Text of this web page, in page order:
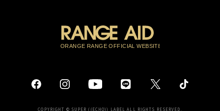
COPYRIGHT © SUPER ((ECHO)) LABEL ALL RIGHTS RESERVED.